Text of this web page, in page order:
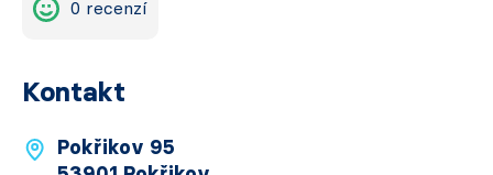
0 recenzí
Kontakt
Pokřikov 95